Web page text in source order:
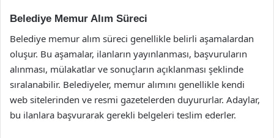
Belediye Memur Alım Süreci
Belediye memur alım süreci genellikle belirli aşamalardan
oluşur. Bu aşamalar, ilanların yayınlanması, başvuruların
alınması, mülakatlar ve sonuçların açıklanması şeklinde
sıralanabilir. Belediyeler, memur alımını genellikle kendi
web sitelerinden ve resmi gazetelerden duyururlar. Adaylar,
bu ilanlara başvurarak gerekli belgeleri teslim ederler.